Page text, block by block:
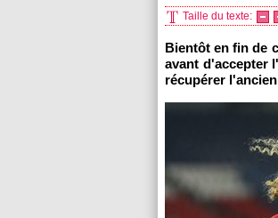
Taille du texte:
Bientôt en fin de
avant d'accepter
récupérer